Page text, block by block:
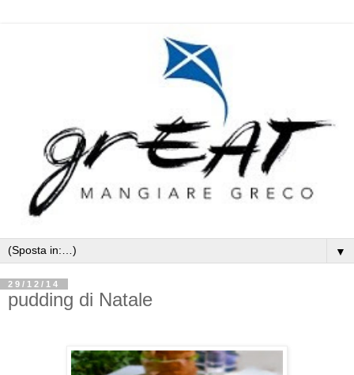
▼
29/12/14
pudding di Natale